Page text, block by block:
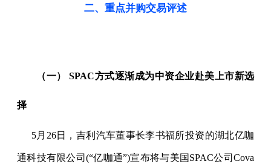
二、重点并购交易评述
（一） SPAC方式逐渐成为中资企业赴美上市新选
择
5月 26日，吉利汽车董事长李书福所投资的湖北亿咖
通科技有限公司 (“亿咖通”)宣布将与美国SPAC公司Cova